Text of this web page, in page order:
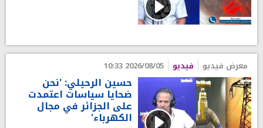
معرض فيديو فيديو 2026/08/05 10:33
حسين الرحيلي: 'نحن
ضحايا سياسات اعتمدت
على الجزائر في مجال
الكهرباء'